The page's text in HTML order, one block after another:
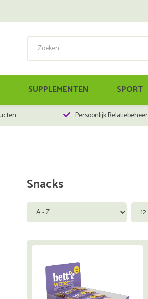
SUPPLEMENTEN SPORT
Persoonlijk Relatiebeheer
Snacks